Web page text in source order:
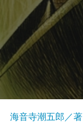
海音寺潮五郎／著